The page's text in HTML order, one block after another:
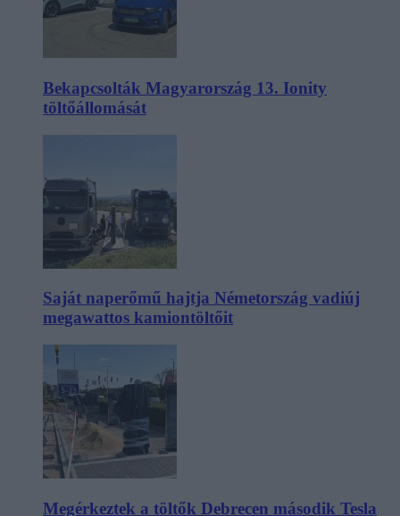
Bekapcsolták Magyarország 13. Ionity
töltőállomását
Saját naperőmű hajtja Németország vadiúj
megawattos kamiontöltőit
Megérkeztek a töltők Debrecen második Tesla